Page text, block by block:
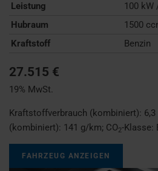
Leistung
100 kW
Hubraum
1500
Kraftstoff
Benzin
27.515 €
19% MwSt.
Kraftstoffverbrauch (kombiniert):
(kombiniert): 141 g/km; CO2-Klasse:
FAHRZEUG ANZEIGEN